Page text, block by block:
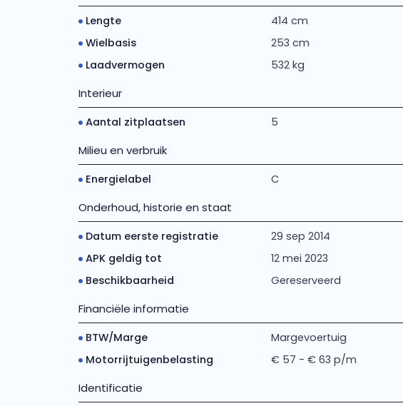
Lengte 414 cm
Wielbasis
253 cm
Laadvermogen
532 kg
Interieur
Aantal zitplaatsen 5
Milieu en verbruik
Energielabel C
Onderhoud, historie en staat
Datum eerste registratie 29 sep 2014
APK geldig tot
12 mei 2023
Beschikbaarheid
Gereserveerd
Financiële informatie
BTW/Marge Margevoertuig
Motorrijtuigenbelasting
€ 57 - € 63 p/m
Identificatie